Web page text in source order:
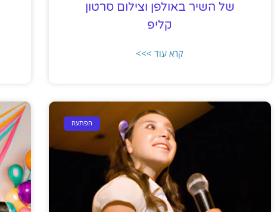
של השיר באולפן וצילום סרטון
קליפ
קרא עוד >>>
הפתעה